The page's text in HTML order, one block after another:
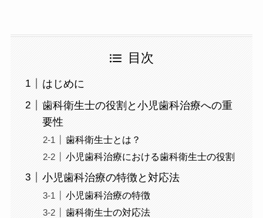
目次
はじめに
歯科衛生士の役割と小児歯科治療への重
要性
歯科衛生士とは？
小児歯科治療における歯科衛生士の役割
小児歯科治療の特徴と対応法
小児歯科治療の特徴
歯科衛生士の対応法